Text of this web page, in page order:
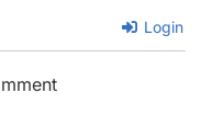
Login